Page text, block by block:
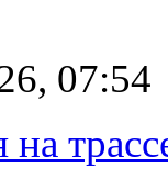
07:54
на